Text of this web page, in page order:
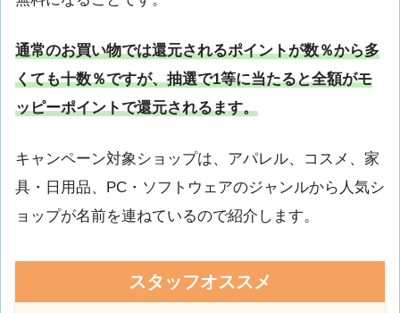
通常のお買い物では還元されるポイントが数％から多
くても十数％ですが、抽選で1等に当たると全額がモ
ッピーポイントで還元されるます。
キャンペーン対象ショップは、アパレル、コスメ、家
具・日用品、PC・ソフトウェアのジャンルから人気シ
ョップが名前を連ねているので紹介します。
スタッフオススメ